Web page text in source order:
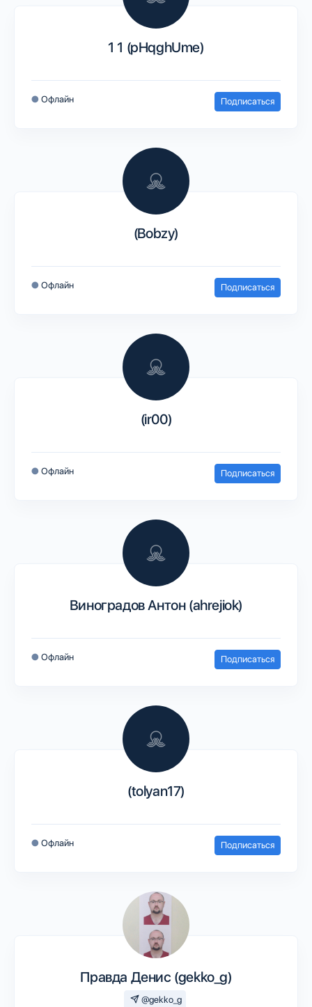
1 1 (pHqghUme)
● Офлайн Подписаться
(Bobzy)
● Офлайн Подписаться
(ir00)
● Офлайн Подписаться
Виноградов Антон (ahrejiok)
● Офлайн Подписаться
(tolyan17)
● Офлайн Подписаться
Правда Денис (gekko_g)
@gekko_g